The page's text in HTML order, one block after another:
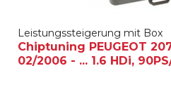
Leistungssteigerung mit Box
Chiptuning PEUGEOT
02/2006 - ... 1.6 HDi,